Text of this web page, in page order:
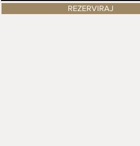
REZERVIRAJ